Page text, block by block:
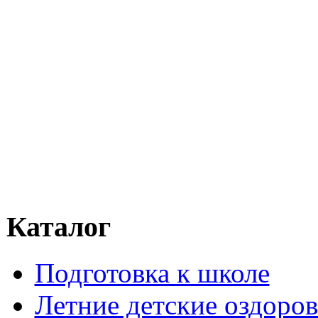
Каталог
Подготовка к школе
Летние детские